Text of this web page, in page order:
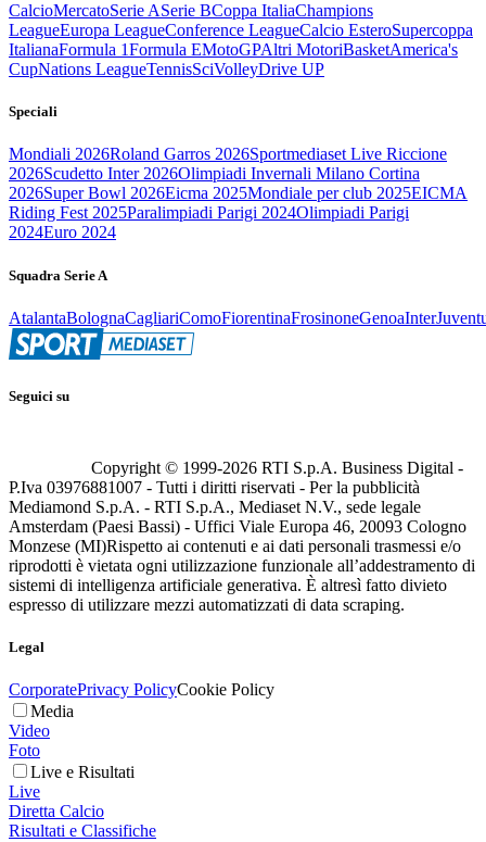
CalcioMercatoSerie ASerie BCoppa ItaliaChampions
LeagueEuropa LeagueConference LeagueCalcio EsteroSupercoppa
ItalianaFormula 1Formula EMotoGPAltri MotoriBasketAmerica's
CupNations LeagueTennisSciVolleyDrive UP
Speciali
Mondiali 2026Roland Garros 2026Sportmediaset Live Riccione
2026Scudetto Inter 2026Olimpiadi Invernali Milano Cortina
2026Super Bowl 2026Eicma 2025Mondiale per club 2025EICMA
Riding Fest 2025Paralimpiadi Parigi 2024Olimpiadi Parigi
2024Euro 2024
Squadra Serie A
AtalantaBolognaCagliariComoFiorentinaFrosinoneGenoaInter
Seguici su
Copyright © 1999-2026 RTI S.p.A. Business Digital -
P.Iva 03976881007 - Tutti i diritti riservati - Per la pubblicità
Mediamond S.p.A. - RTI S.p.A., Mediaset N.V., sede legale
Amsterdam (Paesi Bassi) - Uffici Viale Europa 46, 20093 Cologno
Monzese (MI)Rispetto ai contenuti e ai dati personali trasmessi e/o
riprodotti è vietata ogni utilizzazione funzionale all’addestramento di
sistemi di intelligenza artificiale generativa. È altresì fatto divieto
espresso di utilizzare mezzi automatizzati di data scraping.
Legal
CorporatePrivacy PolicyCookie Policy
Media
Video
Foto
Live e Risultati
Live
Diretta Calcio
Risultati e Classifiche